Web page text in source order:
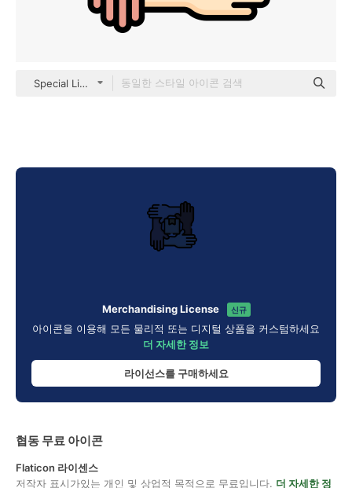
Special Lineal color
Merchandising License 신규
아이콘을 이용해 모든 물리적 또는 디지털 상품을 커스텀하세요
더 자세한 정보
라이선스를 구매하세요
협동 무료 아이콘
Flaticon 라이센스
저작자 표시가있는 개인 및 상업적 목적으로 무료입니다. 더 자세한 정